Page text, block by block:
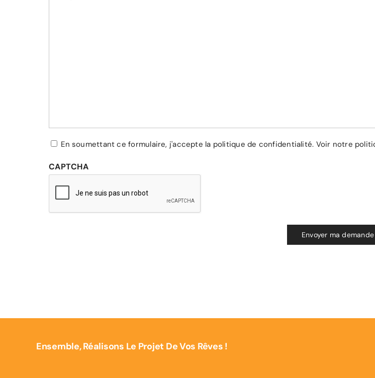
Vie En soumettant ce formulaire, j'accepte la politique de confidentialité. Voir notre
CAPTCHA
Ensemble, Réalisons Le Projet De Vos Rêves !